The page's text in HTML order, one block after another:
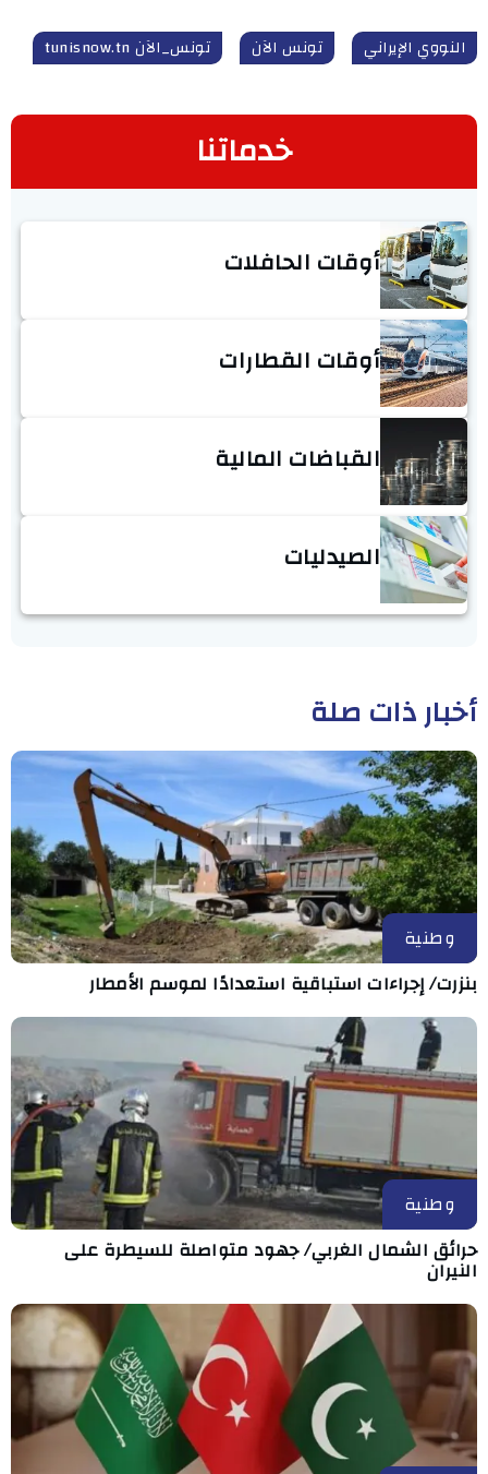
النووي الإيراني تونس الآن تونس_الآن tunisnow.tn
خدماتنا
أوقات الحافلات
أوقات القطارات
القباضات المالية
الصيدليات
أخبار ذات صلة
وطنية
بنزرت/ إجراءات استباقية استعدادًا لموسم الأمطار
وطنية
حرائق الشمال الغربي/ جهود متواصلة للسيطرة على
النيران